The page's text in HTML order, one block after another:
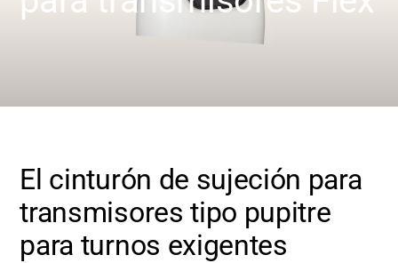
Productividad y seguridad del operador
El cinturón de sujeción para
transmisores tipo pupitre
para turnos exigentes